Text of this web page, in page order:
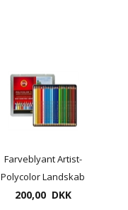
Farveblyant Artist-
Polycolor Landskab
el. Portræt - 24 stk.
200,00 DKK